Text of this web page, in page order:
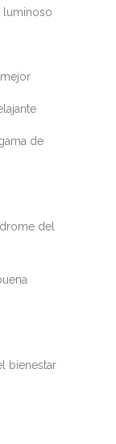
luminoso
de
del
bienestar